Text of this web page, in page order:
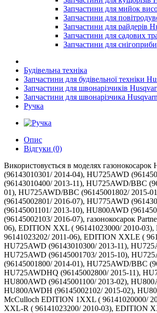
Запчастини для мийок
Запчастини для
Запчастини для райдерів
Запчастини для садових
Запчастини для
Будівельна техніка
Запчастини для будівельної техніки
Запчастини для швонарізчиків
Запчастини для швонарізчика
Ручка
Опис
Відгуки (0)
Використовується в моделях
(96143010301/ 2014-04), HU725AWD
(96143010400/ 2013-11), HU725AWD/BBC
01), HU725AWD/BBC (96145001802/ 2015-
(96145002801/ 2016-07), HU775AWD
(96145001101/ 2013-10), HU800AWD
(96145002103/ 2016-07), газонокосарок
06), EDITION XXL ( 96141023000/ 2010-
96141023202/ 2011-06), EDITION XXLE (
HU725AWD (96143010300/ 2013-11),
HU725AWD (96145001703/ 2015-10),
(96145001800/ 2014-01), HU725AWD/BBC
HU725AWDHQ (96145002800/ 2015-11),
HU800AWD (96145001100/ 2013-02),
HU800AWDH (96145002102/ 2015-02),
McCulloch EDITION 1XXL ( 96141020000/
XXL-R ( 96141023200/ 2010-03), EDITION